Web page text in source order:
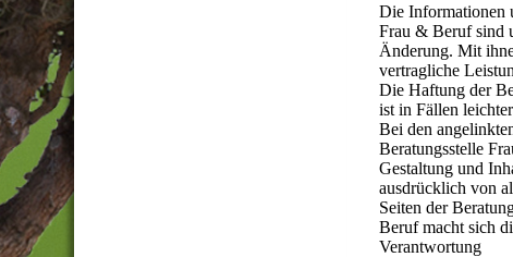
Die Informationen
Frau & Beruf sind
Änderung. Mit
vertragliche
Die Haftung der
ist in Fällen
Bei den
Beratungsstelle
Gestaltung und
ausdrücklich von
Seiten der
Beruf macht sich
Verantwortung